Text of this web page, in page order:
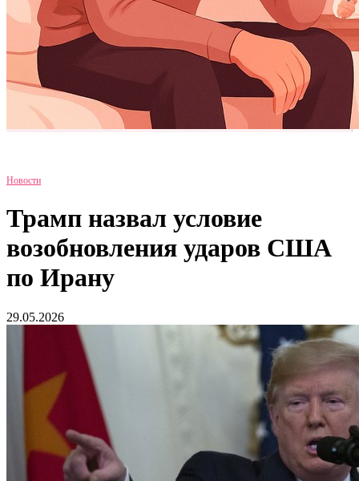
Новости
Трамп назвал условие
возобновления ударов США
по Ирану
29.05.2026